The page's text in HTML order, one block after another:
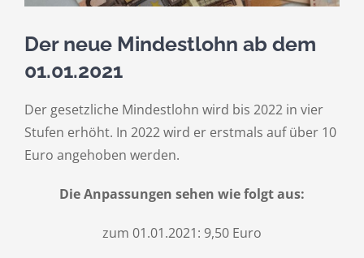
Der neue Mindestlohn ab dem
01.01.2021
Der gesetzliche Mindestlohn wird bis 2022 in vier
Stufen erhöht. In 2022 wird er erstmals auf über 10
Euro angehoben werden.
Die Anpassungen sehen wie folgt aus:
zum 01.01.2021: 9,50 Euro